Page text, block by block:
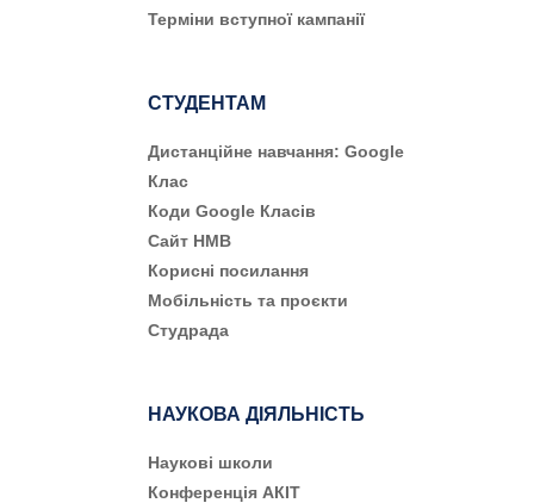
Терміни вступної кампанії
СТУДЕНТАМ
Дистанційне навчання: Google
Клас
Коди Google Класів
Сайт НМВ
Корисні посилання
Мобільність та проєкти
Студрада
НАУКОВА ДІЯЛЬНІСТЬ
Наукові школи
Конференція АКІТ